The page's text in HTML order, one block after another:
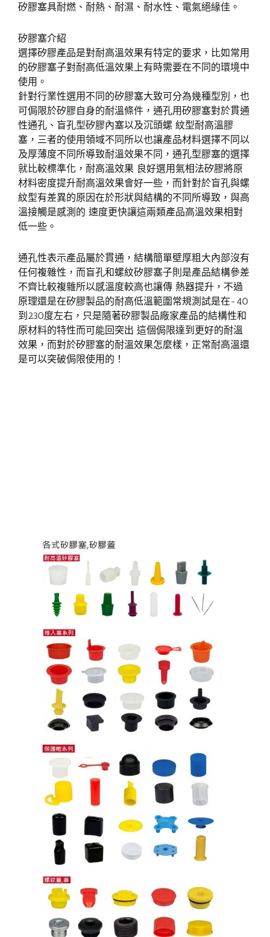
矽膠塞具耐燃、耐熱、耐濕、耐水性、電氣絕緣佳。
矽膠塞介紹
選擇矽膠產品是對耐高溫效果有特定的要求，比如常用
的矽膠塞子對耐高低溫效果上有時需要在不同的環境中
使用。
針對行業性選用不同的矽膠塞大致可分為幾種型別，也
可侷限於矽膠自身的耐溫條件，通孔用矽膠塞對於貫通
性通孔、盲孔型矽膠內塞以及沉頭螺 紋型耐高溫膠
塞，三者的使用領域不同所以也讓產品材料選擇不同以
及厚薄度不同所導致耐溫效果不同，通孔型膠塞的選擇
就比較標準化，耐高溫效果 良好選用氣相法矽膠將原
材料密度提升耐高溫效果會好一些，而針對於盲孔與螺
紋型有差異的原因在於形狀與結構的不同所導致，與高
溫接觸是感測的 速度更快讓這兩類產品高溫效果相對
低一些。
通孔性表示產品屬於貫通，結構簡單壁厚粗大內部沒有
任何複雜性，而盲孔和螺紋矽膠塞子則是產品結構參差
不齊比較複雜所以感溫度較高也讓傳 熱器提升，不過
原理還是在矽膠製品的耐高低溫範圍常規測試是在-40
到230度左右，只是隨著矽膠製品廠家產品的結構性和
原材料的特性而可能回突出 這個侷限達到更好的耐溫
效果，而對於矽膠塞的耐溫效果怎麼樣，正常耐高溫還
是可以突破侷限使用的！